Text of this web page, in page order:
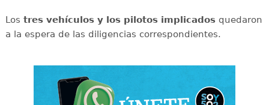
Los tres vehículos y los pilotos implicadosquedaron
a la espera de las diligencias correspondientes.